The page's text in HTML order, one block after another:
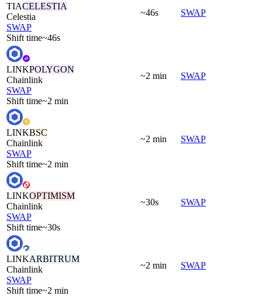
TIACELESTIA
Celestia
SWAP
Shift time~46s
~46s SWAP
LINKPOLYGON
Chainlink
SWAP
Shift time~2 min
~2 min SWAP
LINKBSC
Chainlink
SWAP
Shift time~2 min
~2 min SWAP
LINKOPTIMISM
Chainlink
SWAP
Shift time~30s
~30s SWAP
LINKARBITRUM
Chainlink
SWAP
Shift time~2 min
~2 min SWAP